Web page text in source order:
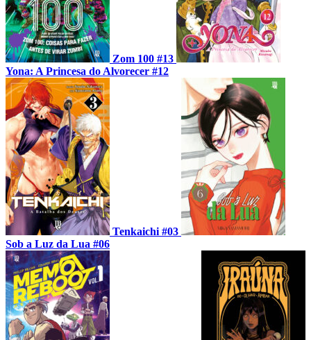
Zom 100 #13
Yona: A Princesa do Alvorecer #12
Tenkaichi #03
Sob a Luz da Lua #06